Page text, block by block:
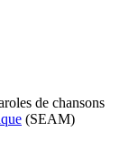
de chansons
(SEAM)